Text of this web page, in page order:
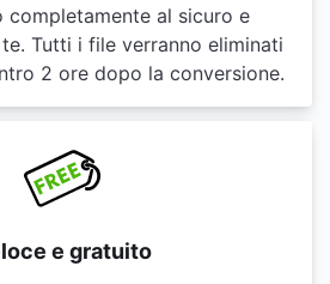
completamente al sicuro e
Tutti i file verranno eliminati
2 ore dopo la conversione.
e gratuito